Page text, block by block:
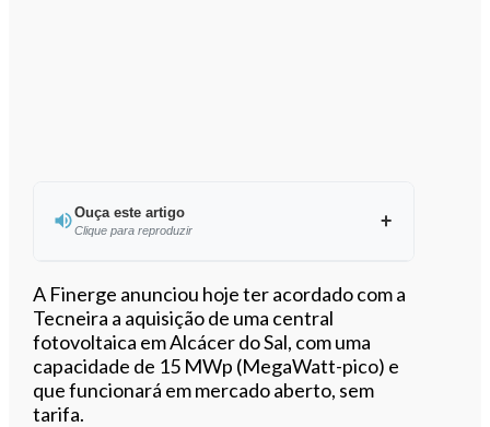
Ouça este artigo
Clique para reproduzir
Ouvir este artigo
A Finerge anunciou hoje ter acordado com a
Tecneira a aquisição de uma central
fotovoltaica em Alcácer do Sal, com uma
capacidade de 15 MWp (MegaWatt-pico) e
que funcionará em mercado aberto, sem
tarifa.